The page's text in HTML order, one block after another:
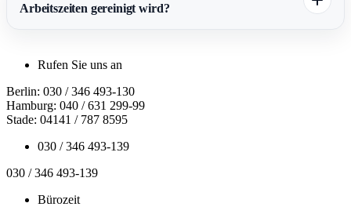
Arbeitszeiten gereinigt wird?
Rufen Sie uns an
Berlin: 030 / 346 493-130
Hamburg: 040 / 631 299-99
Stade: 04141 / 787 8595
030 / 346 493-139
030 / 346 493-139
Bürozeit